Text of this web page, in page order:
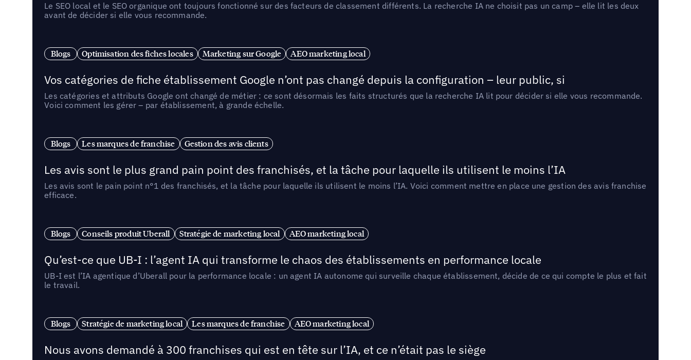
Le SEO local et le SEO organique ont toujours fonctionné sur des facteurs de classement différents. La recherche IA ne choisit pas un camp – elle lit les deux
avant de décider si elle vous recommande.
Blogs Optimisation des fiches locales Marketing sur Google AEO marketing local
Vos catégories de fiche établissement Google n’ont pas changé depuis la configuration – leur public, si
Les catégories et attributs Google ont changé de métier : ce sont désormais les faits structurés que la recherche IA lit pour décider si elle vous recommande.
Voici comment les gérer – par établissement, à grande échelle.
Blogs Les marques de franchise Gestion des avis clients
Les avis sont le plus grand pain point des franchisés, et la tâche pour laquelle ils utilisent le moins l’IA
Les avis sont le pain point n°1 des franchisés, et la tâche pour laquelle ils utilisent le moins l’IA. Voici comment mettre en place une gestion des avis franchise
efficace.
Blogs Conseils produit Uberall Stratégie de marketing local AEO marketing local
Qu’est-ce que UB-I : l’agent IA qui transforme le chaos des établissements en performance locale
UB-I est l’IA agentique d’Uberall pour la performance locale : un agent IA autonome qui surveille chaque établissement, décide de ce qui compte le plus et fait
le travail.
Blogs Stratégie de marketing local Les marques de franchise AEO marketing local
Nous avons demandé à 300 franchises qui est en tête sur l’IA, et ce n’était pas le siège